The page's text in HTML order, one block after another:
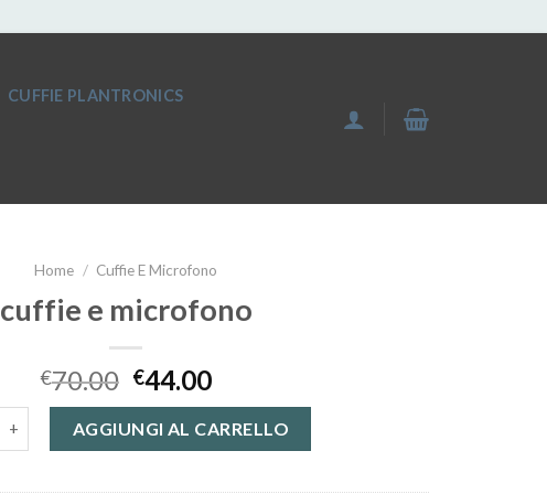
CUFFIE PLANTRONICS
Home / Cuffie E Microfono
cuffie e microfono
€70.00 €44.00
AGGIUNGI AL CARRELLO